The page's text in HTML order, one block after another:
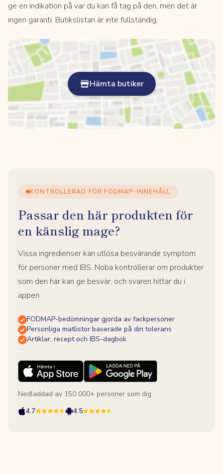
ge en indikation på var du kan få tag på den, men det är
ingen garanti. Butikslistan är inte fullständig.
Hämta butiker
KONTROLLERAD FÖR FODMAP-INNEHÅLL
Passar den här produkten för
en känslig mage?
Vissa ingredienser kan utlösa besvärande symptom
för personer med IBS. Noba kontrollerar om produkter
som den här kan ge besvär, och svaren hittar du i
appen.
FODMAP-bedömningar gjorda av fackpersoner
Personliga matlistor baserade på din tolerans
Artiklar, recept och IBS-dagbok
Nedladdad av 150 000+ personer som dig
4.7
4.5